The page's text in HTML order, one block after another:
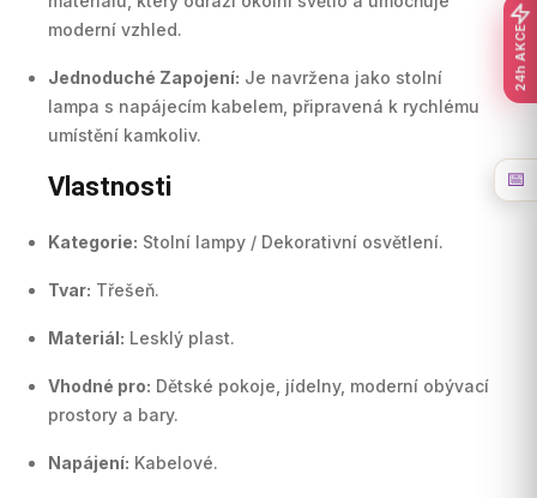
moderní vzhled.
Jednoduché Zapojení: Je navržena jako stolní
lampa s napájecím kabelem, připravená k rychlému
umístění kamkoliv.
Vlastnosti
Kategorie: Stolní lampy / Dekorativní osvětlení.
Tvar: Třešeň.
Materiál: Lesklý plast.
Vhodné pro: Dětské pokoje, jídelny, moderní obývací
prostory a bary.
Napájení: Kabelové.
24h AKCE
📅